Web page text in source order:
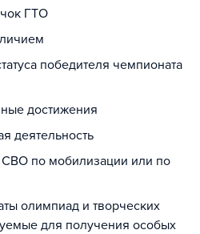
ГТО
победителя чемпионата
достижения
деятельность
СВО по мобилизации или по
олимпиад и творческих
для получения особых